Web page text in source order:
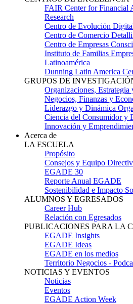
FAIR Center for Financial
Research
Centro de Evolución
Centro de Comercio
Centro de Empresas
Instituto de Familias
Latinoamérica
Dunning Latin America
GRUPOS DE
Organizaciones, Estrategia
Negocios, Finanzas y
Liderazgo y Dinámica
Ciencia del Consumidor y
Innovación y
Acerca de
LA ESCUELA
Propósito
Consejos y Equipo
EGADE 30
Reporte Anual EGADE
Sostenibilidad e Impacto
ALUMNOS Y EGRESADOS
Career Hub
Relación con Egresados
PUBLICACIONES PARA LA
EGADE Insights
EGADE Ideas
EGADE en los medios
Territorio Negocios -
NOTICIAS Y EVENTOS
Noticias
Eventos
EGADE Action Week